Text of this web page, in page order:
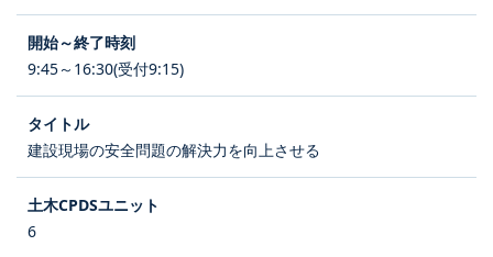
9:45～16:30(受付9:15)
建設現場の安全問題の解決力を向上させる
6